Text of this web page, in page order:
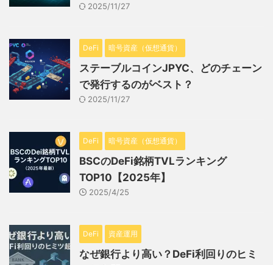
2025/11/27
DeFi 暗号資産（仮想通貨）
ステーブルコインJPYC、どのチェーン
で発行するのがベスト？
2025/11/27
DeFi 暗号資産（仮想通貨）
BSCのDeFi銘柄TVLランキング
TOP10【2025年】
2025/4/25
DeFi 資産運用
なぜ銀行より高い？DeFi利回りのヒミ